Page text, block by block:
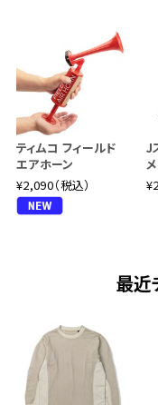
ティムコ フィールド
エアホーン
¥2,090（税込）
J
最近